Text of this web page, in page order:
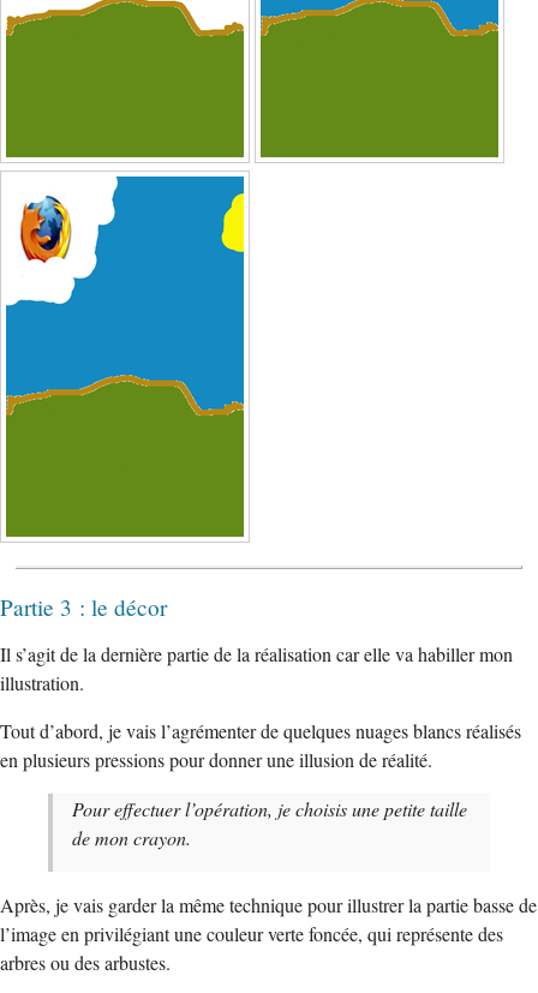
Partie 3 : le décor
Il s’agit de la dernière partie de la réalisation car elle va habiller mon
illustration.
Tout d’abord, je vais l’agrémenter de quelques nuages blancs réalisés
en plusieurs pressions pour donner une illusion de réalité.
Pour effectuer l’opération, je choisis une petite taille
de mon crayon.
Après, je vais garder la même technique pour illustrer la partie basse de
l’image en privilégiant une couleur verte foncée, qui représente des
arbres ou des arbustes.